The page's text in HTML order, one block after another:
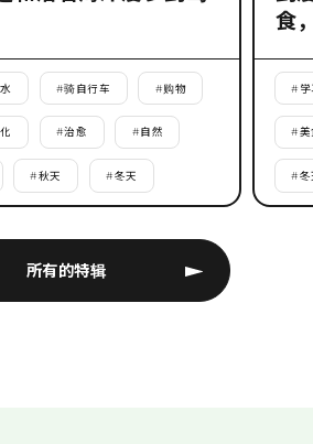
所有的特辑
#骑自行车 #购物
#治愈 #自然
#秋天 #冬天
食
# 学
#美
#冬